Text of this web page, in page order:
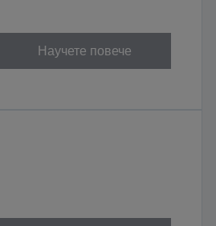
Научете повече